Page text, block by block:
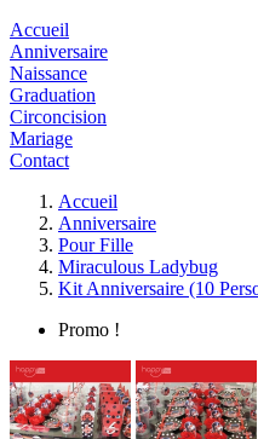
Accueil
Anniversaire
Naissance
Graduation
Circoncision
Mariage
Contact
Accueil
Anniversaire
Pour Fille
Miraculous Ladybug
Kit Anniversaire (10
Promo !